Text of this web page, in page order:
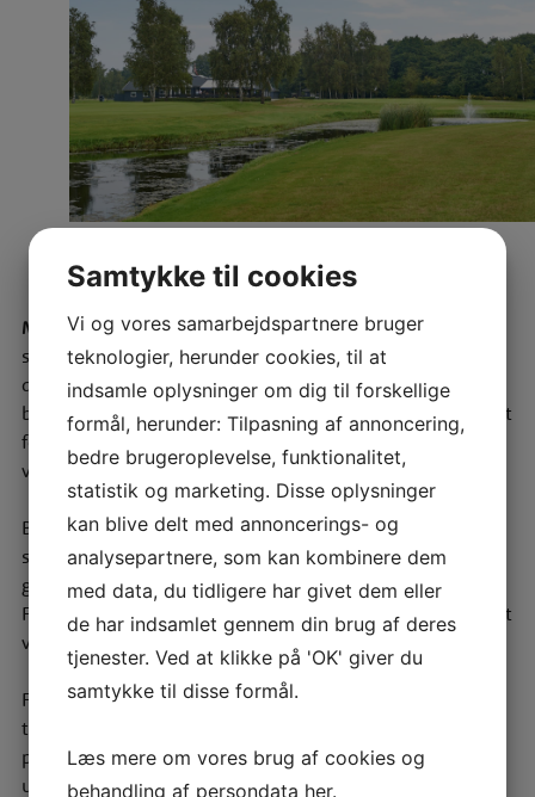
Marielyst Golf Klub
Marielyst Golf Kluber Danmarks sydligste golfbane – en
spændende og imødekommende 18-hullers par 71 bane,
der kan spilles af alle, uanset handicap. Her mødes du af
både udfordringer og brede, åbne stræk, og banen er kendt
for sin afslappede atmosfære og flotte beliggenhed tæt
ved en af Danmarks bedste badestrande.
Banen er en blanding af skovhuller og åbne fairways, hvor
søer og kanaler fungerer som naturlige forhindringer og
giver runden både variation og spilleglæde.
For nye spillere eller familier er Pay & Play-banen et oplagt
valg – her er der god plads, og alle er velkomne.
For dig, der gerne vil prøve kræfter med golfsporten,
tilbyder klubben hvert forår et attraktivt
prøvemedlemskab med veludstyret golfbag og
undervisning af en protræner frem mod golfkorten.
Samtykke til cookies
Vi og vores samarbejdspartnere bruger
teknologier, herunder cookies, til at
indsamle oplysninger om dig til forskellige
formål, herunder: Tilpasning af annoncering,
bedre brugeroplevelse, funktionalitet,
statistik og marketing. Disse oplysninger
kan blive delt med annoncerings- og
analysepartnere, som kan kombinere dem
med data, du tidligere har givet dem eller
de har indsamlet gennem din brug af deres
tjenester. Ved at klikke på 'OK' giver du
samtykke til disse formål.
Læs mere om vores brug af cookies og
behandling af persondata her.